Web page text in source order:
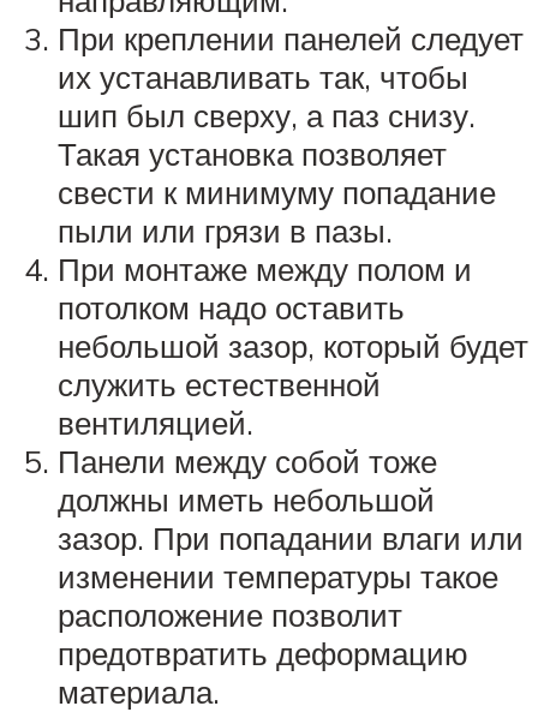
При креплении панелей следует
их устанавливать так, чтобы
шип был сверху, а паз снизу.
Такая установка позволяет
свести к минимуму попадание
пыли или грязи в пазы.
При монтаже между полом и
потолком надо оставить
небольшой зазор, который будет
служить естественной
вентиляцией.
Панели между собой тоже
должны иметь небольшой
зазор. При попадании влаги или
изменении температуры такое
расположение позволит
предотвратить деформацию
материала.